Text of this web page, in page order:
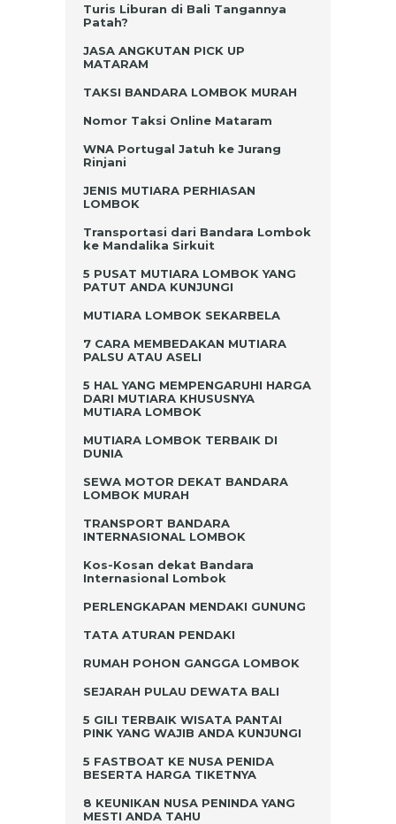
Turis Liburan di Bali Tangannya
Patah?
JASA ANGKUTAN PICK UP
MATARAM
TAKSI BANDARA LOMBOK MURAH
Nomor Taksi Online Mataram
WNA Portugal Jatuh ke Jurang
Rinjani
JENIS MUTIARA PERHIASAN
LOMBOK
Transportasi dari Bandara Lombok
ke Mandalika Sirkuit
5 PUSAT MUTIARA LOMBOK YANG
PATUT ANDA KUNJUNGI
MUTIARA LOMBOK SEKARBELA
7 CARA MEMBEDAKAN MUTIARA
PALSU ATAU ASELI
5 HAL YANG MEMPENGARUHI HARGA
DARI MUTIARA KHUSUSNYA
MUTIARA LOMBOK
MUTIARA LOMBOK TERBAIK DI
DUNIA
SEWA MOTOR DEKAT BANDARA
LOMBOK MURAH
TRANSPORT BANDARA
INTERNASIONAL LOMBOK
Kos-Kosan dekat Bandara
Internasional Lombok
PERLENGKAPAN MENDAKI GUNUNG
TATA ATURAN PENDAKI
RUMAH POHON GANGGA LOMBOK
SEJARAH PULAU DEWATA BALI
5 GILI TERBAIK WISATA PANTAI
PINK YANG WAJIB ANDA KUNJUNGI
5 FASTBOAT KE NUSA PENIDA
BESERTA HARGA TIKETNYA
8 KEUNIKAN NUSA PENINDA YANG
MESTI ANDA TAHU